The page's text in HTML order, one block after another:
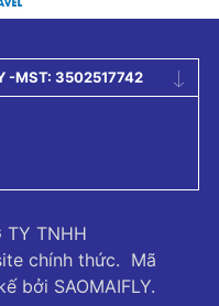
-MST: 3502517742
TY TNHH
chính thức. Mã
bởi SAOMAIFLY.